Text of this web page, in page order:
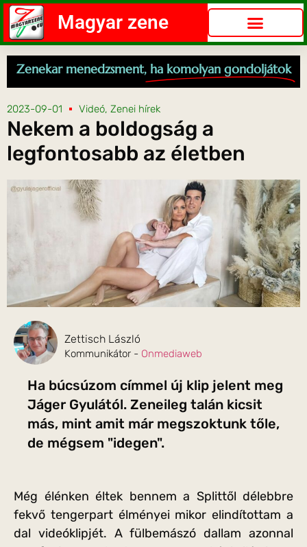
Magyar zene
Zenekar menedzsment, ha komolyan gondoljátok
2023-09-01 Videó, Zenei hírek
Nekem a boldogság a
legfontosabb az életben
Zettisch László
Kommunikátor - Onmediaweb
Ha búcsúzom címmel új klip jelent meg
Jáger Gyulától. Zeneileg talán kicsit
más, mint amit már megszoktunk tőle,
de mégsem "idegen".
Még élénken éltek bennem a Splittől délebbre
fekvő tengerpart élményei mikor elindítottam a
dal videóklipjét. A fülbemászó dallam azonnal